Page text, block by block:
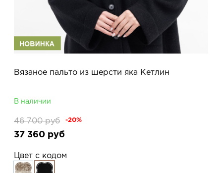
Вязаное пальто из шерсти яка Кетлин
В наличии
46 700 руб -20%
37 360 руб
Цвет с кодом